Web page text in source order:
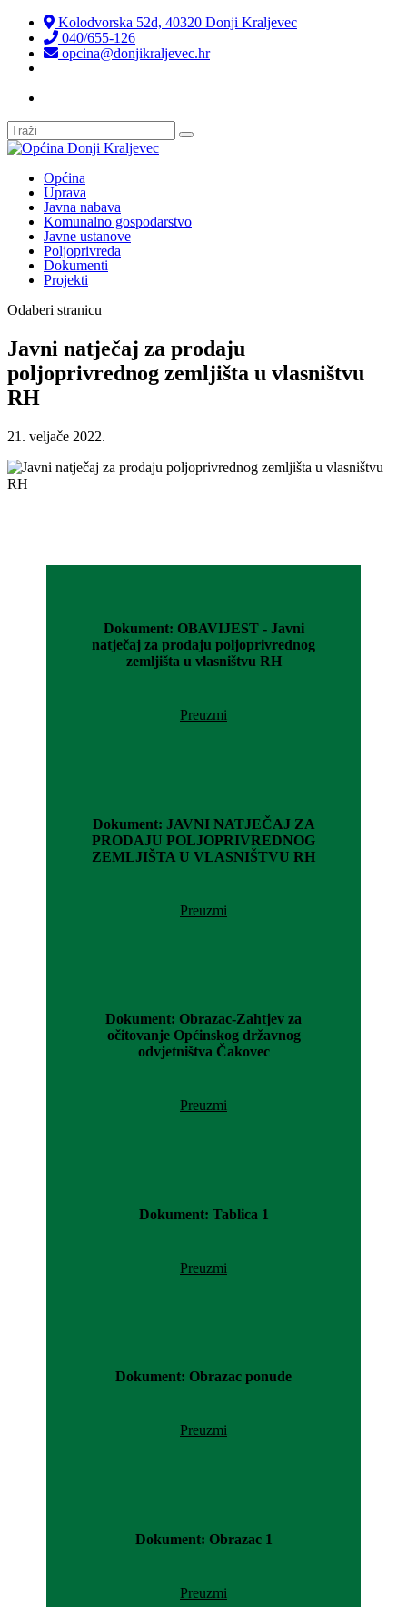
Kolodvorska 52d, 40320 Donji Kraljevec
040/655-126
opcina@donjikraljevec.hr
Općina
Uprava
Javna nabava
Komunalno gospodarstvo
Javne ustanove
Poljoprivreda
Dokumenti
Projekti
Odaberi stranicu
Javni natječaj za prodaju
poljoprivrednog zemljišta u vlasništvu
RH
21. veljače 2022.
Dokument: OBAVIJEST - Javni
natječaj za prodaju poljoprivrednog
zemljišta u vlasništvu RH
Preuzmi
Dokument: JAVNI NATJEČAJ ZA
PRODAJU POLJOPRIVREDNOG
ZEMLJIŠTA U VLASNIŠTVU RH
Preuzmi
Dokument: Obrazac-Zahtjev za
očitovanje Općinskog državnog
odvjetništva Čakovec
Preuzmi
Dokument: Tablica 1
Preuzmi
Dokument: Obrazac ponude
Preuzmi
Dokument: Obrazac 1
Preuzmi